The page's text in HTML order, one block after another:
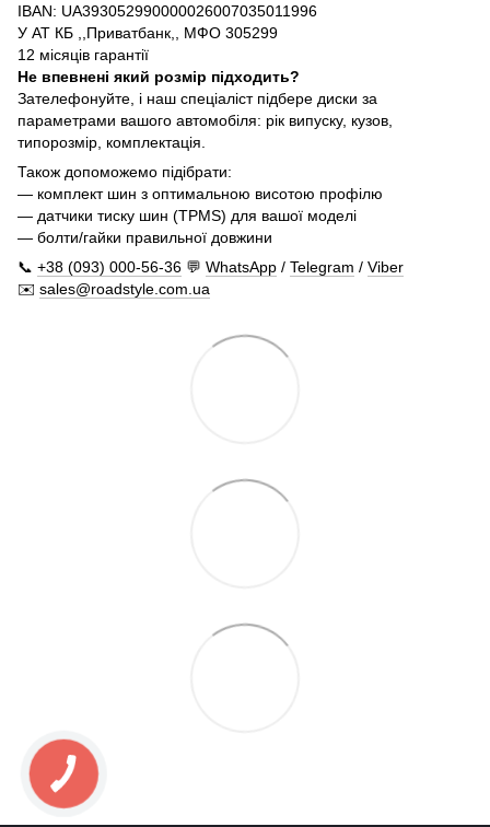
IBAN: UA393052990000026007035011996
У АТ КБ ,,Приватбанк,, МФО 305299
12 місяців гарантії
Не впевнені який розмір підходить?
Зателефонуйте, і наш спеціаліст підбере диски за
параметрами вашого автомобіля: рік випуску, кузов,
типорозмір, комплектація.
Також допоможемо підібрати:
— комплект шин з оптимальною висотою профілю
— датчики тиску шин (TPMS) для вашої моделі
— болти/гайки правильної довжини
📞 +38 (093) 000-56-36 💬 WhatsApp / Telegram / Viber
✉️ sales@roadstyle.com.ua